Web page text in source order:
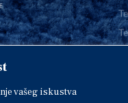
vašeg iskustva
Ogulin,